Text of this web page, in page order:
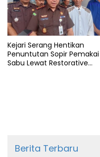
Kejari Serang Hentikan
Penuntutan Sopir Pemakai
Sabu Lewat Restorative
Berita Terbaru